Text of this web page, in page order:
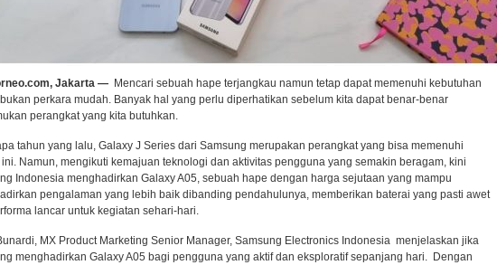
Jakarta — Mencari sebuah hape terjangkau namun tetap dapat memenuhi kebutuhan
perkara mudah. Banyak hal yang perlu diperhatikan sebelum kita dapat benar-benar
perangkat yang kita butuhkan.
tahun yang lalu, Galaxy J Series dari Samsung merupakan perangkat yang bisa memenuhi
ini. Namun, mengikuti kemajuan teknologi dan aktivitas pengguna yang semakin beragam, kini
Indonesia menghadirkan Galaxy A05, sebuah hape dengan harga sejutaan yang mampu
pengalaman yang lebih baik dibanding pendahulunya, memberikan baterai yang pasti awet
lancar untuk kegiatan sehari-hari.
MX Product Marketing Senior Manager, Samsung Electronics Indonesia menjelaskan jika
menghadirkan Galaxy A05 bagi pengguna yang aktif dan eksploratif sepanjang hari. Dengan